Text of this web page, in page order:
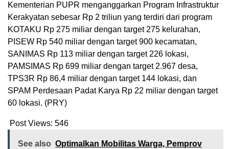
Kementerian PUPR menganggarkan Program Infrastruktur
Kerakyatan sebesar Rp 2 triliun yang terdiri dari program
KOTAKU Rp 275 miliar dengan target 275 kelurahan,
PISEW Rp 540 miliar dengan target 900 kecamatan,
SANIMAS Rp 113 miliar dengan target 226 lokasi,
PAMSIMAS Rp 699 miliar dengan target 2.967 desa,
TPS3R Rp 86,4 miliar dengan target 144 lokasi, dan
SPAM Perdesaan Padat Karya Rp 22 miliar dengan target
60 lokasi. (PRY)
Post Views: 546
See also Optimalkan Mobilitas Warga, Pemprov